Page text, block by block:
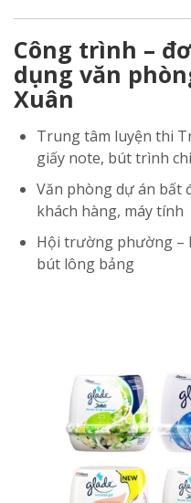
Công trình –
dụng văn
Xuân
Trung tâm luyện thi
giấy note, bút trình
Văn phòng dự án bất
khách hàng, máy tính
Hội trường phường –
bút lông bảng